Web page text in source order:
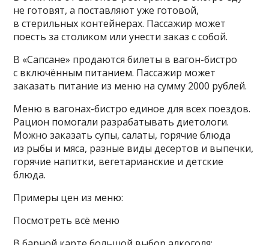
не готовят, а поставляют уже готовой,
в стерильных контейнерах. Пассажир может
поесть за столиком или унести заказ с собой.
В «Сапсане» продаются билеты в вагон-бистро
с включённым питанием. Пассажир может
заказать питание из меню на сумму 2000 рублей.
Меню в вагонах-бистро единое для всех поездов.
Рацион помогали разрабатывать диетологи.
Можно заказать супы, салаты, горячие блюда
из рыбы и мяса, разные виды десертов и выпечки,
горячие напитки, вегетарианские и детские
блюда.
Примеры цен из меню:
Посмотреть всё меню